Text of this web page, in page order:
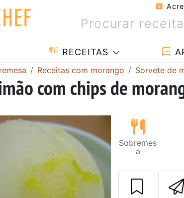
RECEITAS
Receitas com morango Sorvete de
com chips de
Sobremes
a